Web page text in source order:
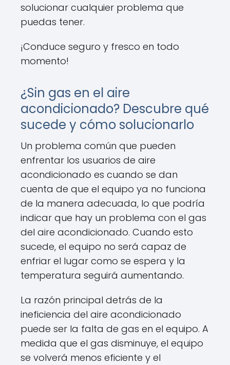
solucionar cualquier problema que
puedas tener.
¡Conduce seguro y fresco en todo
momento!
¿Sin gas en el aire
acondicionado? Descubre qué
sucede y cómo solucionarlo
Un problema común que pueden
enfrentar los usuarios de aire
acondicionado es cuando se dan
cuenta de que el equipo ya no funciona
de la manera adecuada, lo que podría
indicar que hay un problema con el gas
del aire acondicionado. Cuando esto
sucede, el equipo no será capaz de
enfriar el lugar como se espera y la
temperatura seguirá aumentando.
La razón principal detrás de la
ineficiencia del aire acondicionado
puede ser la falta de gas en el equipo. A
medida que el gas disminuye, el equipo
se volverá menos eficiente y el